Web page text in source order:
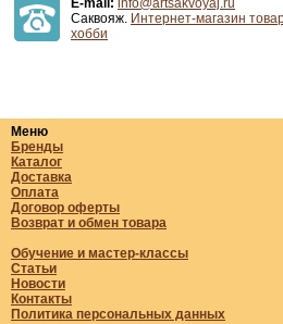
Саквояж. Интернет-магазин
хобби
Меню
Бренды
Каталог
Доставка
Оплата
Договор оферты
Возврат и обмен товара
Обучение и мастер-классы
Статьи
Новости
Контакты
Политика персональных данных